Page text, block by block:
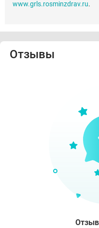
www.grls.rosminzdrav.ru.
Отзывы